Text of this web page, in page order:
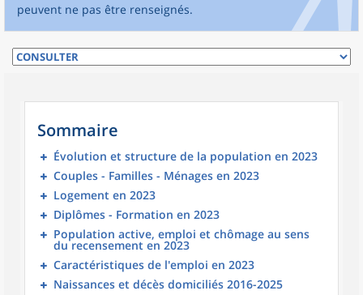
peuvent ne pas être renseignés.
Sommaire
Évolution et structure de la population en 2023
Couples - Familles - Ménages en 2023
Logement en 2023
Diplômes - Formation en 2023
Population active, emploi et chômage au sens
du recensement en 2023
Caractéristiques de l'emploi en 2023
Naissances et décès domiciliés 2016-2025